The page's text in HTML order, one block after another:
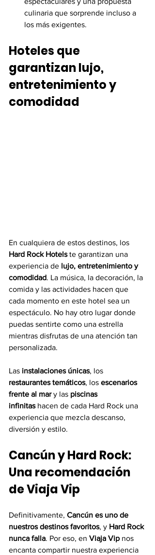
culinaria que sorprende incluso a
los más exigentes.
Hoteles que
garantizan lujo,
entretenimiento y
comodidad
En cualquiera de estos destinos, los
Hard Rock Hotels te garantizan una
experiencia de lujo, entretenimiento y
comodidad. La música, la decoración, la
comida y las actividades hacen que
cada momento en este hotel sea un
espectáculo. No hay otro lugar donde
puedas sentirte como una estrella
mientras disfrutas de una atención tan
personalizada.
Las instalaciones únicas, los
restaurantes temáticos, los escenarios
frente al mar y las piscinas
infinitas hacen de cada Hard Rock una
experiencia que mezcla descanso,
diversión y estilo.
Cancún y Hard Rock:
Una recomendación
de Viaja Vip
Definitivamente, Cancún es uno de
nuestros destinos favoritos, y Hard Rock
nunca falla. Por eso, en Viaja Vip nos
encanta compartir nuestra experiencia